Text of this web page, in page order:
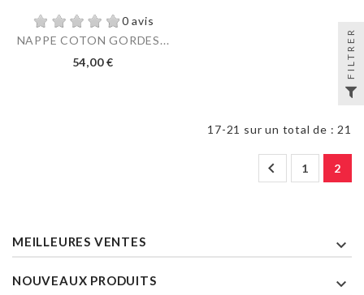
0 avis
NAPPE COTON GORDES...
54,00 €
17-21 sur un total de : 21
 1 2
MEILLEURES VENTES 
NOUVEAUX PRODUITS 
FILTRER